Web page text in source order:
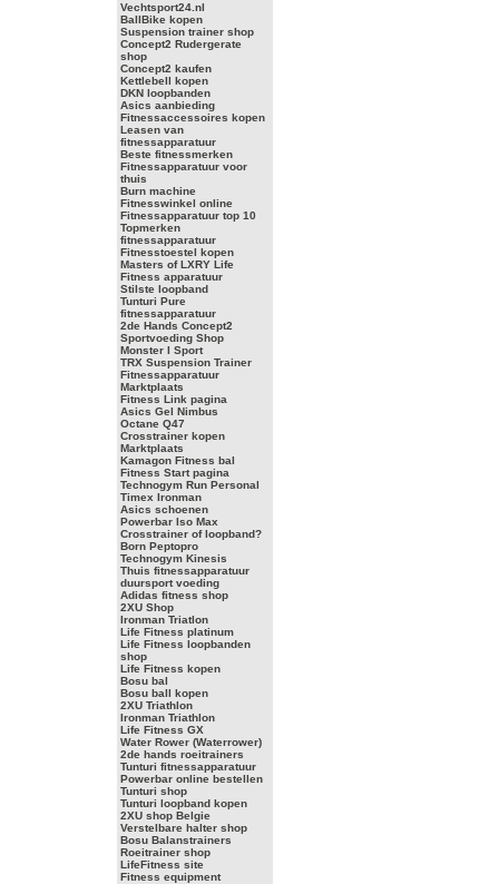
Vechtsport24.nl
BallBike kopen
Suspension trainer shop
Concept2 Rudergerate
shop
Concept2 kaufen
Kettlebell kopen
DKN loopbanden
Asics aanbieding
Fitnessaccessoires kopen
Leasen van
fitnessapparatuur
Beste fitnessmerken
Fitnessapparatuur voor
thuis
Burn machine
Fitnesswinkel online
Fitnessapparatuur top 10
Topmerken
fitnessapparatuur
Fitnesstoestel kopen
Masters of LXRY Life
Fitness apparatuur
Stilste loopband
Tunturi Pure
fitnessapparatuur
2de Hands Concept2
Sportvoeding Shop
Monster I Sport
TRX Suspension Trainer
Fitnessapparatuur
Marktplaats
Fitness Link pagina
Asics Gel Nimbus
Octane Q47
Crosstrainer kopen
Marktplaats
Kamagon Fitness bal
Fitness Start pagina
Technogym Run Personal
Timex Ironman
Asics schoenen
Powerbar Iso Max
Crosstrainer of loopband?
Born Peptopro
Technogym Kinesis
Thuis fitnessapparatuur
duursport voeding
Adidas fitness shop
2XU Shop
Ironman Triatlon
Life Fitness platinum
Life Fitness loopbanden
shop
Life Fitness kopen
Bosu bal
Bosu ball kopen
2XU Triathlon
Ironman Triathlon
Life Fitness GX
Water Rower (Waterrower)
2de hands roeitrainers
Tunturi fitnessapparatuur
Powerbar online bestellen
Tunturi shop
Tunturi loopband kopen
2XU shop Belgie
Verstelbare halter shop
Bosu Balanstrainers
Roeitrainer shop
LifeFitness site
Fitness equipment